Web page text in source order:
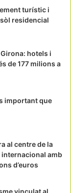
turístic i
residencial
hotels i
de 177 milions a
important que
al centre de la
amb
d’euros
vinculat al